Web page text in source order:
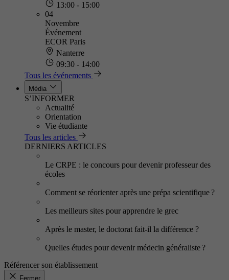
13:00 - 15:00
04
Novembre
Événement
ECOR Paris
Nanterre
09:30 - 14:00
Tous les événements
Média
S’INFORMER
Actualité
Orientation
Vie étudiante
Tous les articles
DERNIERS ARTICLES
Le CRPE : le concours pour devenir professeur des
écoles
Comment se réorienter après une prépa scientifique ?
Les meilleurs sites pour apprendre le grec
Après le master, le doctorat fait-il la différence ?
Quelles études pour devenir médecin généraliste ?
Référencer son établissement
Fermer